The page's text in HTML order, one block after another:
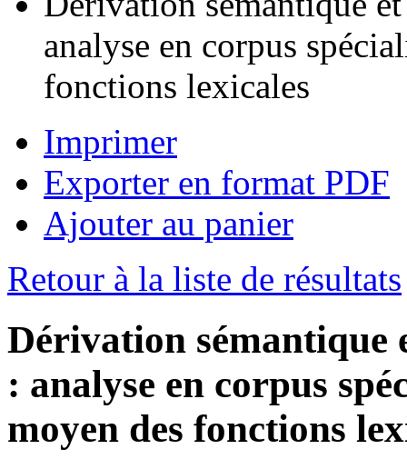
analyse en corpus
fonctions lexicales
Imprimer
Exporter en format PDF
Ajouter au panier
Retour à la liste de résultats
Dérivation sémantique
: analyse en corpus
moyen des fonctions